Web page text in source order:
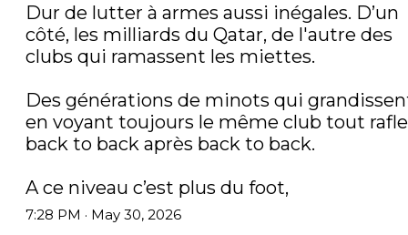
Dur de lutter à armes aussi inégales. D’un
côté, les milliards du Qatar, de l'autre des
clubs qui ramassent les miettes.
Des générations de minots qui
en voyant toujours le même club tout
back to back après back to back.
A ce niveau c’est plus du foot,
7:28 PM · May 30, 2026